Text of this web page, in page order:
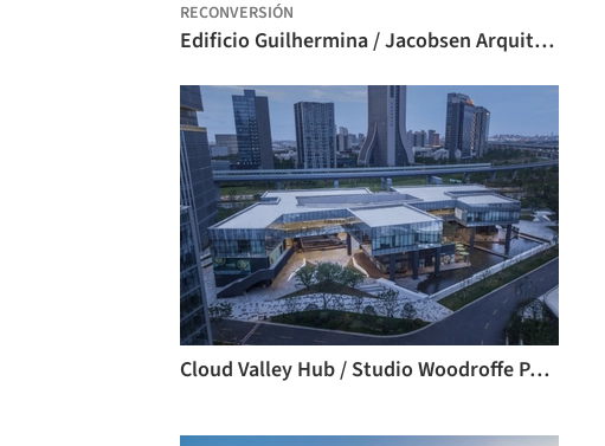
RECONVERSIÓN
Edificio Guilhermina / Jacobsen Arquitectura
Cloud Valley Hub / Studio Woodroffe Papa